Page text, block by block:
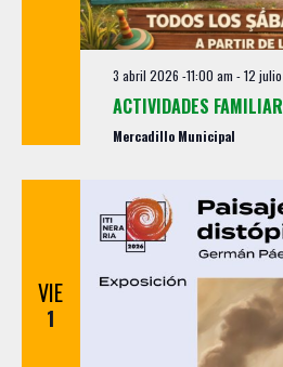
3 abril 2026 -11:00 am -12
ACTIVIDADES
Mercadillo Municipal
VIE
1